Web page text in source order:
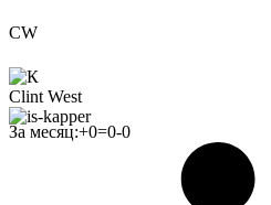
CW
Clint West
За месяц:+0=0-0